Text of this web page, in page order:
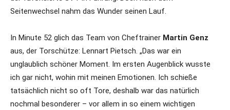
Seitenwechsel nahm das Wunder seinen Lauf.
In Minute 52 glich das Team von Cheftrainer Martin Genz
aus, der Torschütze: Lennart Pietsch. „Das war ein
unglaublich schöner Moment. Im ersten Augenblick wusste
ich gar nicht, wohin mit meinen Emotionen. Ich schieße
tatsächlich nicht so oft Tore, deshalb war das natürlich
nochmal besonderer – vor allem in so einem wichtigen